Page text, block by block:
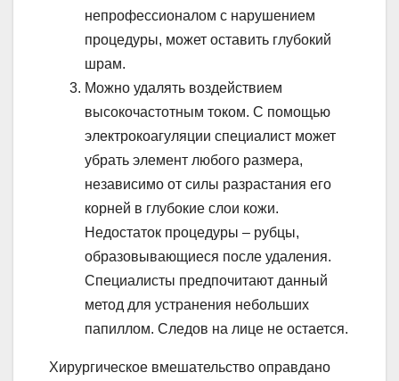
непрофессионалом с нарушением
процедуры, может оставить глубокий
шрам.
Можно удалять воздействием
высокочастотным током. С помощью
электрокоагуляции специалист может
убрать элемент любого размера,
независимо от силы разрастания его
корней в глубокие слои кожи.
Недостаток процедуры – рубцы,
образовывающиеся после удаления.
Специалисты предпочитают данный
метод для устранения небольших
папиллом. Следов на лице не остается.
Хирургическое вмешательство оправдано